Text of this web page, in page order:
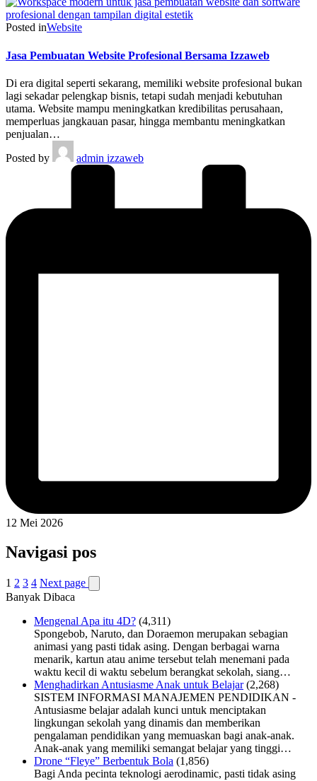
Posted inWebsite
Jasa Pembuatan Website Profesional Bersama Izzaweb
Di era digital seperti sekarang, memiliki website profesional bukan
lagi sekadar pelengkap bisnis, tetapi sudah menjadi kebutuhan
utama. Website mampu meningkatkan kredibilitas perusahaan,
memperluas jangkauan pasar, hingga membantu meningkatkan
penjualan…
Posted by
admin izzaweb
12 Mei 2026
Navigasi pos
1 2 3 4 Next page
Banyak Dibaca
Mengenal Apa itu 4D? (4,311)
Spongebob, Naruto, dan Doraemon merupakan sebagian
animasi yang pasti tidak asing. Dengan berbagai warna
menarik, kartun atau anime tersebut telah menemani pada
waktu kecil di waktu sebelum berangkat sekolah, siang…
Menghadirkan Antusiasme Anak untuk Belajar (2,268)
SISTEM INFORMASI MANAJEMEN PENDIDIKAN -
Antusiasme belajar adalah kunci untuk menciptakan
lingkungan sekolah yang dinamis dan memberikan
pengalaman pendidikan yang memuaskan bagi anak-anak.
Anak-anak yang memiliki semangat belajar yang tinggi…
Drone “Fleye” Berbentuk Bola (1,856)
Bagi Anda pecinta teknologi aerodinamic, pasti tidak asing